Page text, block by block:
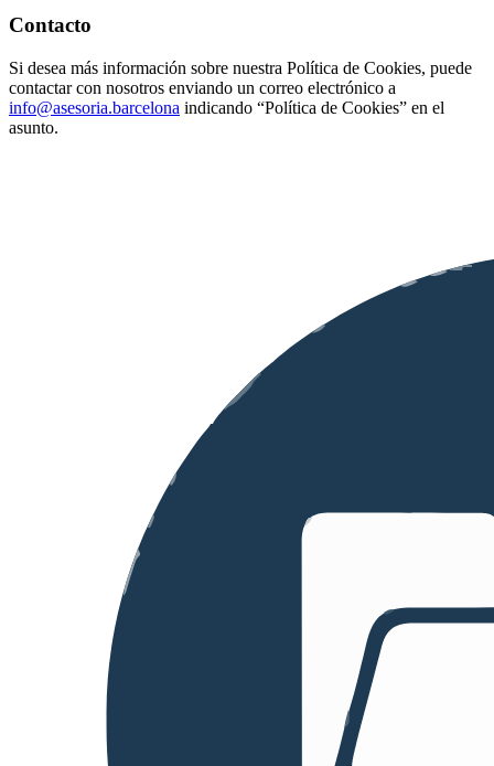
Contacto
Si desea más información sobre nuestra Política de Cookies, puede
contactar con nosotros enviando un correo electrónico a
info@asesoria.barcelona indicando “Política de Cookies” en el
asunto.